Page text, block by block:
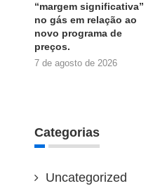
“margem significativa”
no gás em relação ao
novo programa de
preços.
7 de agosto de 2026
Categorias
Uncategorized